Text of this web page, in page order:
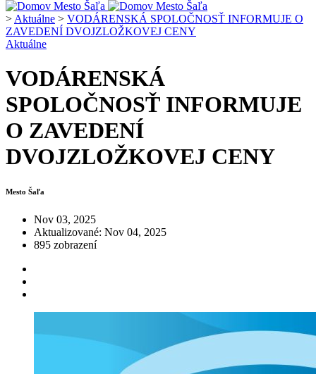
> Aktuálne > VODÁRENSKÁ SPOLOČNOSŤ INFORMUJE O
ZAVEDENÍ DVOJZLOŽKOVEJ CENY
Aktuálne
VODÁRENSKÁ
SPOLOČNOSŤ INFORMUJE
O ZAVEDENÍ
DVOJZLOŽKOVEJ CENY
Mesto Šaľa
Nov 03, 2025
Aktualizované: Nov 04, 2025
895 zobrazení